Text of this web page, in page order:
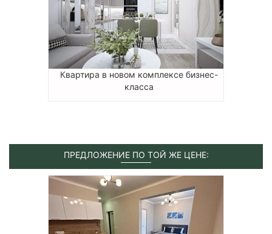
Квартира в новом комплексе бизнес-
класса
ПРЕДЛОЖЕНИЕ ПО ТОЙ ЖЕ ЦЕНЕ: